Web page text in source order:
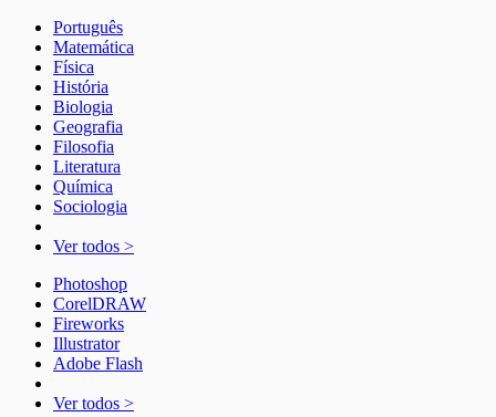
Português
Matemática
Física
História
Biologia
Geografia
Filosofia
Literatura
Química
Sociologia
Ver todos >
Photoshop
CorelDRAW
Fireworks
Illustrator
Adobe Flash
Ver todos >